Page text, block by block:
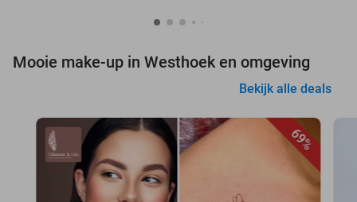
Mooie make-up in Westhoek en omgeving
Bekijk alle deals
69%